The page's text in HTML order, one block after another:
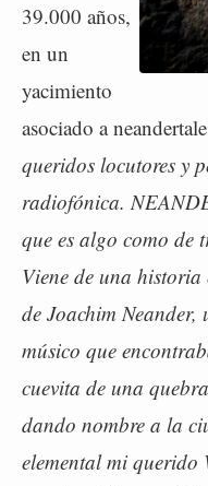
39.000 años,
en un
yacimiento
asociado a
queridos locutores y
radiofónica.
que es algo como de
Viene de una historia
de Joachim
músico que
cuevita de una
dando nombre a la
elemental mi querido